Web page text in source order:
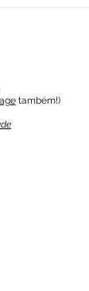
também!)